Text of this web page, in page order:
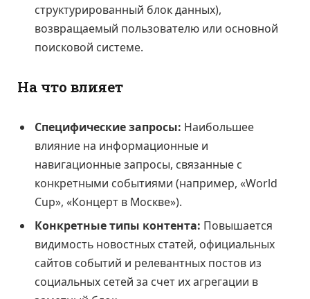
структурированный блок данных),
возвращаемый пользователю или основной
поисковой системе.
На что влияет
Специфические запросы: Наибольшее
влияние на информационные и
навигационные запросы, связанные с
конкретными событиями (например, «World
Cup», «Концерт в Москве»).
Конкретные типы контента: Повышается
видимость новостных статей, официальных
сайтов событий и релевантных постов из
социальных сетей за счет их агрегации в